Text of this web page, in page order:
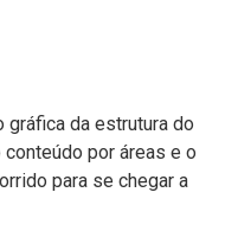
gráfica da estrutura do
por áreas e o
para se chegar a